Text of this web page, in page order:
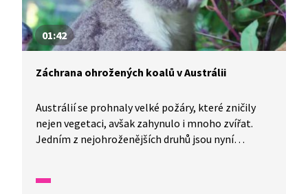
01:42
Záchrana ohrožených koalů v Austrálii
Austrálií se prohnaly velké požáry, které zničily
nejen vegetaci, avšak zahynulo i mnoho zvířat.
Jedním z nejohroženějších druhů jsou nyní
těmto vačnatcům pomoci, ale i dobrovolníky,